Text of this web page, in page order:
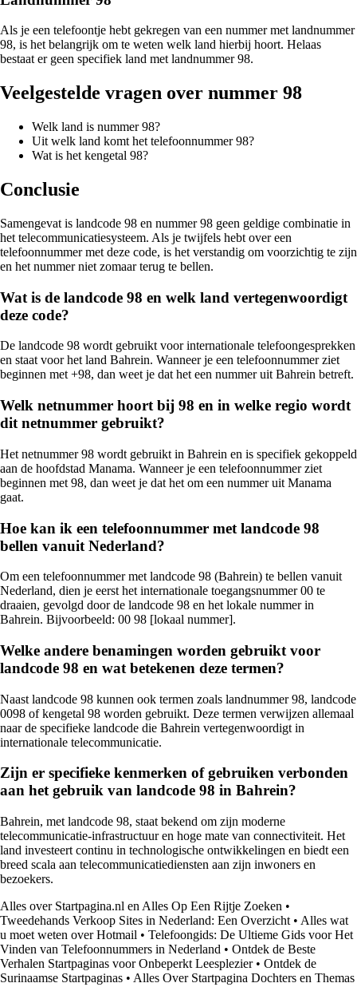
Als je een telefoontje hebt gekregen van een nummer met landnummer
98, is het belangrijk om te weten welk land hierbij hoort. Helaas
bestaat er geen specifiek land met landnummer 98.
Veelgestelde vragen over nummer 98
Welk land is nummer 98?
Uit welk land komt het telefoonnummer 98?
Wat is het kengetal 98?
Conclusie
Samengevat is landcode 98 en nummer 98 geen geldige combinatie in
het telecommunicatiesysteem. Als je twijfels hebt over een
telefoonnummer met deze code, is het verstandig om voorzichtig te zijn
en het nummer niet zomaar terug te bellen.
Wat is de landcode 98 en welk land vertegenwoordigt
deze code?
De landcode 98 wordt gebruikt voor internationale telefoongesprekken
en staat voor het land Bahrein. Wanneer je een telefoonnummer ziet
beginnen met +98, dan weet je dat het een nummer uit Bahrein betreft.
Welk netnummer hoort bij 98 en in welke regio wordt
dit netnummer gebruikt?
Het netnummer 98 wordt gebruikt in Bahrein en is specifiek gekoppeld
aan de hoofdstad Manama. Wanneer je een telefoonnummer ziet
beginnen met 98, dan weet je dat het om een nummer uit Manama
gaat.
Hoe kan ik een telefoonnummer met landcode 98
bellen vanuit Nederland?
Om een telefoonnummer met landcode 98 (Bahrein) te bellen vanuit
Nederland, dien je eerst het internationale toegangsnummer 00 te
draaien, gevolgd door de landcode 98 en het lokale nummer in
Bahrein. Bijvoorbeeld: 00 98 [lokaal nummer].
Welke andere benamingen worden gebruikt voor
landcode 98 en wat betekenen deze termen?
Naast landcode 98 kunnen ook termen zoals landnummer 98, landcode
0098 of kengetal 98 worden gebruikt. Deze termen verwijzen allemaal
naar de specifieke landcode die Bahrein vertegenwoordigt in
internationale telecommunicatie.
Zijn er specifieke kenmerken of gebruiken verbonden
aan het gebruik van landcode 98 in Bahrein?
Bahrein, met landcode 98, staat bekend om zijn moderne
telecommunicatie-infrastructuur en hoge mate van connectiviteit. Het
land investeert continu in technologische ontwikkelingen en biedt een
breed scala aan telecommunicatiediensten aan zijn inwoners en
bezoekers.
Alles over Startpagina.nl en Alles Op Een Rijtje Zoeken •
Tweedehands Verkoop Sites in Nederland: Een Overzicht • Alles wat
u moet weten over Hotmail • Telefoongids: De Ultieme Gids voor Het
Vinden van Telefoonnummers in Nederland • Ontdek de Beste
Verhalen Startpaginas voor Onbeperkt Leesplezier• Ontdek de
Surinaamse Startpaginas • Alles Over Startpagina Dochters en Themas